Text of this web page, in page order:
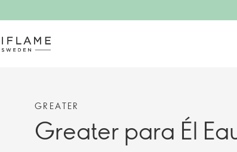
GREATER
Greater para Él